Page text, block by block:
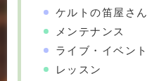
ケルトの笛屋さん
メンテナンス
ライブ・イベント
レッスン